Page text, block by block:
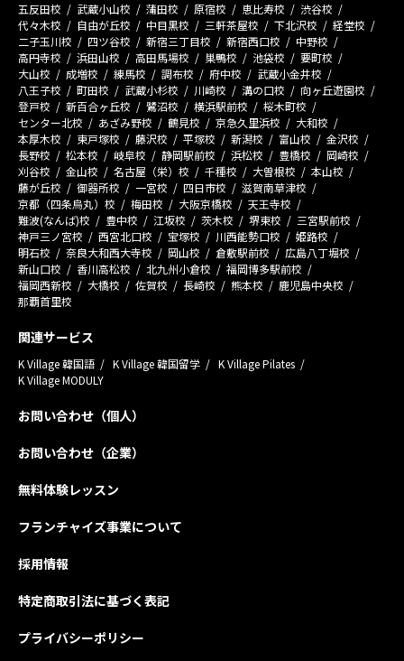
五反田校
武蔵小山校 蒲田校 原宿校 恵比寿校
渋谷校
代々木校
自由が丘校 中目黒校 三軒茶屋校 下北沢校
経堂校
二子玉川校
四ツ谷校 新宿三丁目校 新宿西口校
中野校
高円寺校
浜田山校 高田馬場校 巣鴨校 池袋校
要町校
大山校
成増校 練馬校 調布校 府中校
武蔵小金井校
八王子校
町田校 武蔵小杉校 川崎校 溝の口校
向ヶ丘遊園校
登戸校
新百合ヶ丘校 鷺沼校 横浜駅前校
桜木町校
センター北校
あざみ野校 鶴見校 京急久里浜校
大和校
本厚木校
東戸塚校 藤沢校 平塚校 新潟校 富山校
金沢校
長野校
松本校 岐阜校 静岡駅前校 浜松校 豊橋校
岡崎校
刈谷校
金山校 名古屋（栄）校 千種校 大曽根校
本山校
藤が丘校
御器所校 一宮校 四日市校
滋賀南草津校
京都（四条烏丸）校
梅田校 大阪京橋校
天王寺校
難波(なんば)校
豊中校 江坂校 茨木校 堺東校
三宮駅前校
神戸三ノ宮校
西宮北口校 宝塚校 川西能勢口校
姫路校
明石校
奈良大和西大寺校 岡山校 倉敷駅前校
広島八丁堀校
新山口校
香川高松校 北九州小倉校
福岡博多駅前校
福岡西新校
大橋校 佐賀校 長崎校 熊本校
鹿児島中央校
那覇首里校
関連サービス
K Village 韓国語 K Village 韓国留学
K Village Pilates
K Village MODULY
お問い合わせ（個人）
お問い合わせ（企業）
無料体験レッスン
フランチャイズ事業について
採用情報
特定商取引法に基づく表記
プライバシーポリシー